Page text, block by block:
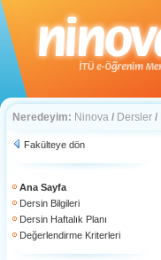
Neredeyim: Ninova / Dersler /
Fakülteye dön
Ana Sayfa
Dersin Bilgileri
Dersin Haftalık Planı
Değerlendirme Kriterleri